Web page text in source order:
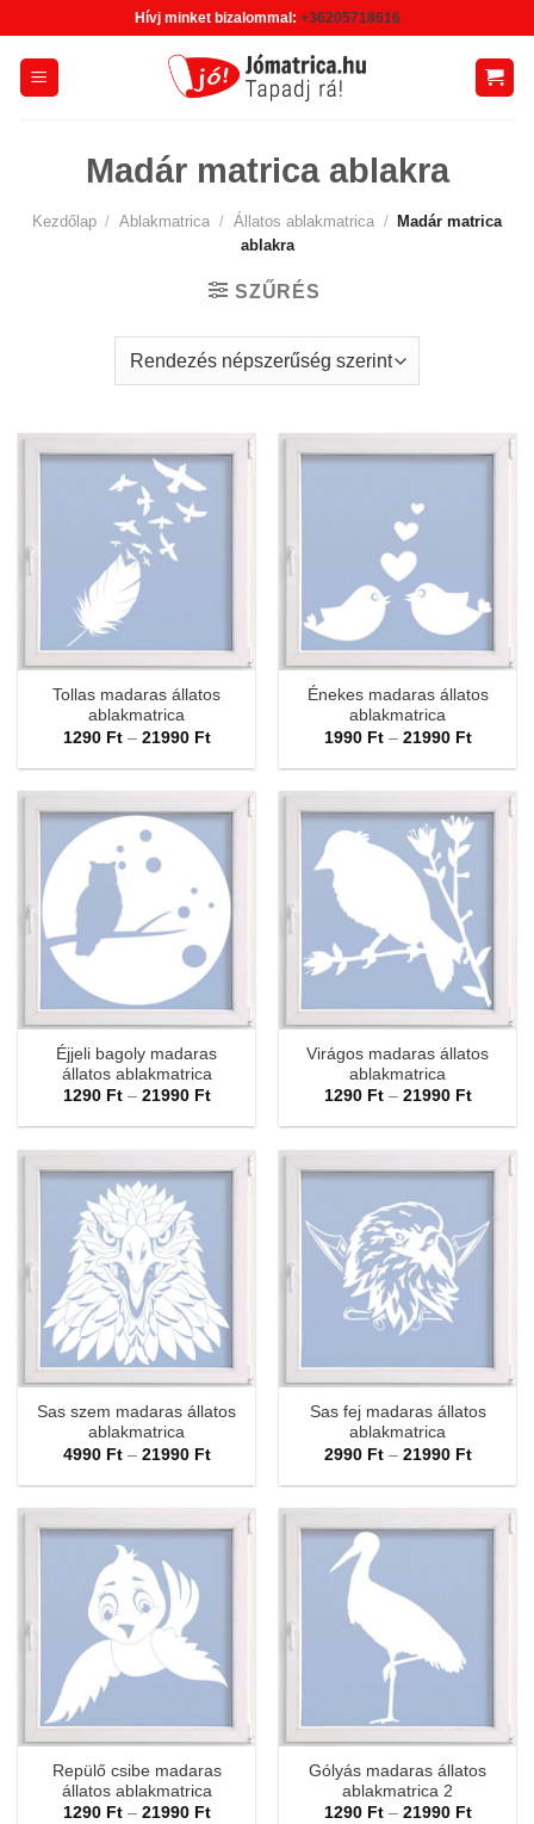
content
Hívj minket bizalommal: +36205718616
Madár matrica ablakra
Kezdőlap / Ablakmatrica / Állatos ablakmatrica /
Madár matrica
ablakra
SZŰRÉS
Tollas madaras állatos
ablakmatrica
1290 Ft – 21990 FtÁrtartomány:
-
Énekes madaras állatos
ablakmatrica
1990 Ft – 21990 Ft
-
Éjjeli bagoly madaras
állatos ablakmatrica
1290 Ft – 21990 FtÁrtartomány:
-
Virágos madaras állatos
ablakmatrica
1290 Ft – 21990 Ft
-
Sas szem madaras állatos
ablakmatrica
4990 Ft – 21990 FtÁrtartomány:
-
Sas fej madaras állatos
ablakmatrica
2990 Ft – 21990 Ft
-
Repülő csibe madaras
állatos ablakmatrica
1290 Ft – 21990 FtÁrtartomány:
Gólyás madaras állatos
ablakmatrica 2
1290 Ft – 21990 Ft